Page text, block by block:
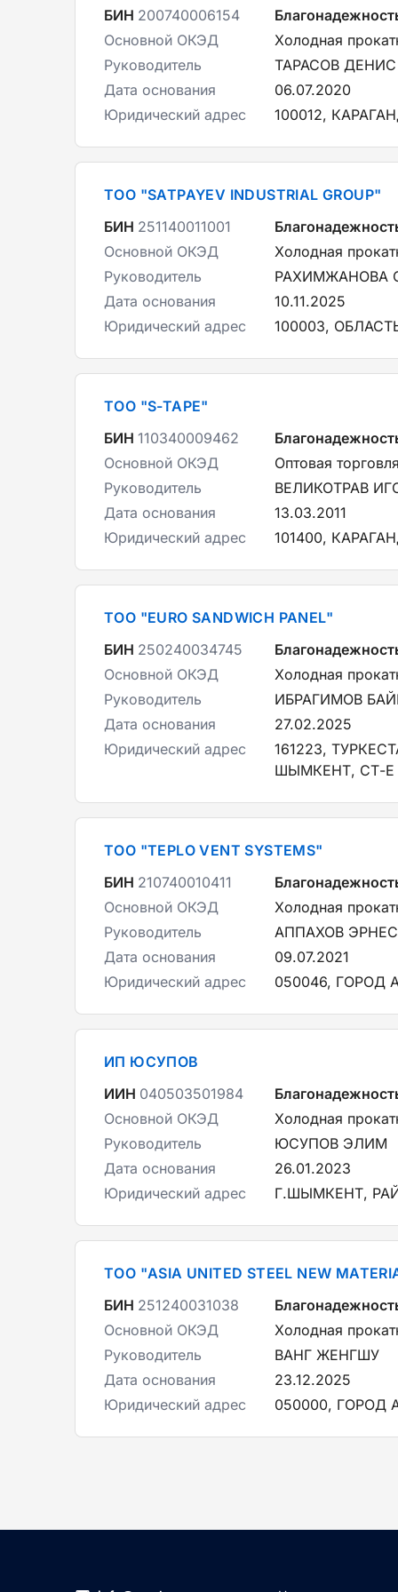
БИН 200740006154
Основной ОКЭД
Холодная
Руководитель
ТАРАСОВ
Дата основания
06.07.2020
Юридический адрес
100012,
ТОО "SATPAYEV INDUSTRIAL GROUP"
БИН 251140011001
Основной ОКЭД
Холодная
Руководитель
РАХИМЖАНОВА
Дата основания
10.11.2025
Юридический адрес
100003,
ТОО "S-TAPE"
БИН 110340009462
Основной ОКЭД
Оптовая
Руководитель
ВЕЛИКОТРАВ
Дата основания
13.03.2011
Юридический адрес
101400,
ТОО "EURO SANDWICH PANEL"
БИН 250240034745
Основной ОКЭД
Холодная
Руководитель
ИБРАГИМОВ
Дата основания
27.02.2025
Юридический адрес
161223,
ШЫМКЕНТ, СТ-Е
ТОО "TEPLO VENT SYSTEMS"
БИН 210740010411
Основной ОКЭД
Холодная
Руководитель
АППАХОВ
Дата основания
09.07.2021
Юридический адрес
050046, ГОРОД
ИП ЮСУПОВ
ИИН 040503501984
Основной ОКЭД
Холодная
Руководитель
ЮСУПОВ ЭЛИМ
Дата основания
26.01.2023
Юридический адрес
Г.ШЫМКЕНТ,
ТОО "ASIA UNITED STEEL NEW
БИН 251240031038
Основной ОКЭД
Холодная
Руководитель
ВАНГ ЖЕНГШУ
Дата основания
23.12.2025
Юридический адрес
050000, ГОРОД